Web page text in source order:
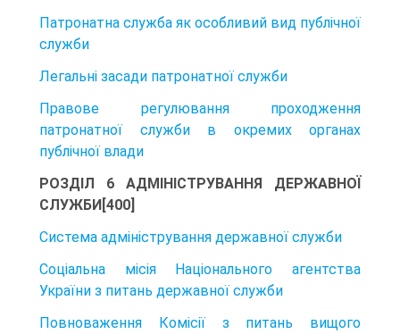
Патронатна служба як особливий вид публічної
служби
Легальні засади патронатної служби
Правове регулювання проходження
патронатної служби в окремих органах
публічної влади
РОЗДІЛ 6 АДМІНІСТРУВАННЯ ДЕРЖАВНОЇ
СЛУЖБИ[400]
Система адміністрування державної служби
Соціальна місія Національного агентства
України з питань державної служби
Повноваження Комісії з питань вищого